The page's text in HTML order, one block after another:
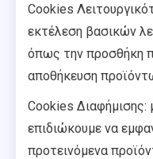
Cookies
εκτέλεση βασικών
όπως την προσθήκη
αποθήκευση
Cookies Διαφήμισης:
επιδιώκουμε να
προτεινόμενα